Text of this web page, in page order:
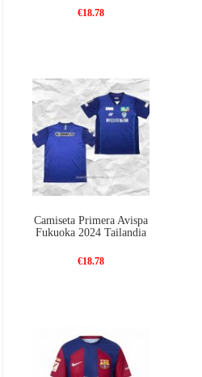
€18.78
Camiseta Primera Avispa
Fukuoka 2024 Tailandia
€18.78